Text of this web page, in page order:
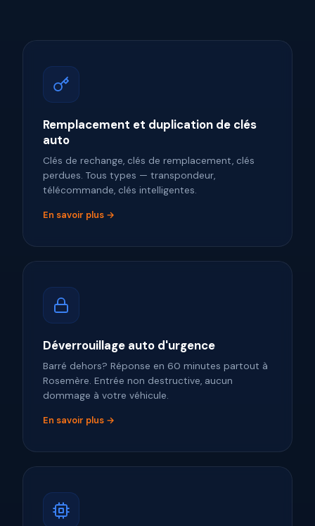
Remplacement et duplication de clés
auto
Clés de rechange, clés de remplacement, clés
perdues. Tous types — transpondeur,
télécommande, clés intelligentes.
En savoir plus →
Déverrouillage auto d'urgence
Barré dehors? Réponse en 60 minutes partout à
Rosemère. Entrée non destructive, aucun
dommage à votre véhicule.
En savoir plus →